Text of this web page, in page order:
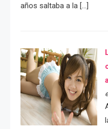
años saltaba a la […]